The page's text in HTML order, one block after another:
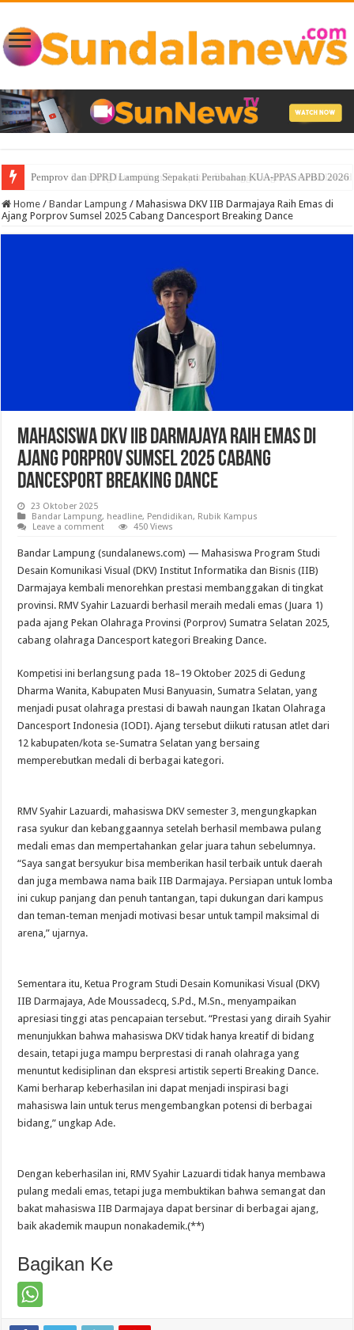
Pemprov Lampung Intensifkan Percepatan Penanggulangan Tuberkulosis
Home / Bandar Lampung / Mahasiswa DKV IIB Darmajaya Raih Emas di
Ajang Porprov Sumsel 2025 Cabang Dancesport Breaking Dance
Mahasiswa DKV IIB Darmajaya Raih Emas di
Ajang Porprov Sumsel 2025 Cabang
Dancesport Breaking Dance
23 Oktober 2025
Bandar Lampung, headline, Pendidikan, Rubik Kampus
Leave a comment
450 Views
Bandar Lampung (sundalanews.com) — Mahasiswa Program Studi
Desain Komunikasi Visual (DKV) Institut Informatika dan Bisnis (IIB)
Darmajaya kembali menorehkan prestasi membanggakan di tingkat
provinsi. RMV Syahir Lazuardi berhasil meraih medali emas (Juara 1)
pada ajang Pekan Olahraga Provinsi (Porprov) Sumatra Selatan 2025,
cabang olahraga Dancesport kategori Breaking Dance.
Kompetisi ini berlangsung pada 18–19 Oktober 2025 di Gedung
Dharma Wanita, Kabupaten Musi Banyuasin, Sumatra Selatan, yang
menjadi pusat olahraga prestasi di bawah naungan Ikatan Olahraga
Dancesport Indonesia (IODI). Ajang tersebut diikuti ratusan atlet dari
12 kabupaten/kota se-Sumatra Selatan yang bersaing
memperebutkan medali di berbagai kategori.
RMV Syahir Lazuardi, mahasiswa DKV semester 3, mengungkapkan
rasa syukur dan kebanggaannya setelah berhasil membawa pulang
medali emas dan mempertahankan gelar juara tahun sebelumnya.
“Saya sangat bersyukur bisa memberikan hasil terbaik untuk daerah
dan juga membawa nama baik IIB Darmajaya. Persiapan untuk lomba
ini cukup panjang dan penuh tantangan, tapi dukungan dari kampus
dan teman-teman menjadi motivasi besar untuk tampil maksimal di
arena,” ujarnya.
Sementara itu, Ketua Program Studi Desain Komunikasi Visual (DKV)
IIB Darmajaya, Ade Moussadecq, S.Pd., M.Sn., menyampaikan
apresiasi tinggi atas pencapaian tersebut. “Prestasi yang diraih Syahir
menunjukkan bahwa mahasiswa DKV tidak hanya kreatif di bidang
desain, tetapi juga mampu berprestasi di ranah olahraga yang
menuntut kedisiplinan dan ekspresi artistik seperti Breaking Dance.
Kami berharap keberhasilan ini dapat menjadi inspirasi bagi
mahasiswa lain untuk terus mengembangkan potensi di berbagai
bidang,” ungkap Ade.
Dengan keberhasilan ini, RMV Syahir Lazuardi tidak hanya membawa
pulang medali emas, tetapi juga membuktikan bahwa semangat dan
bakat mahasiswa IIB Darmajaya dapat bersinar di berbagai ajang,
baik akademik maupun nonakademik.(**)
Bagikan Ke